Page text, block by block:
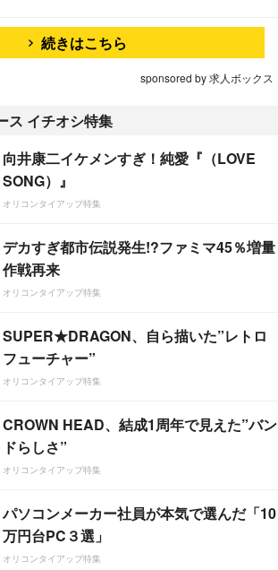
続きはこちら
sponsored by 求人ボックス
ス イチオシ特集
向井康二イケメンすぎ！純愛『（LOVE
SONG）』
オリコンタイアップ特集
デカすぎ都市伝説発生!?ファミマ45％増量
作戦再来
オリコンタイアップ特集
SUPER★DRAGON、自ら描いた”レトロ
フューチャー”
オリコンタイアップ特集
CROWN HEAD、結成1周年で見えた”バン
ドらしさ”
オリコンタイアップ特集
パソコンメーカー社員が本気で選んだ「10
万円台PC３選」
オリコンタイアップ特集